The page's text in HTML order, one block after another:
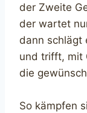
der Zweite
der wartet
dann schlägt
und trifft, mit
die
So kämpfen